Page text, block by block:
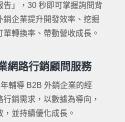
告」，30 秒即可掌握詢問背
銷企業提升開發效率、挖掘
單轉換率、帶動營收成長。
網路行銷顧問服務
輔導 B2B 外銷企業的經
銷需求，以數據為導向，
並持續優化成長。